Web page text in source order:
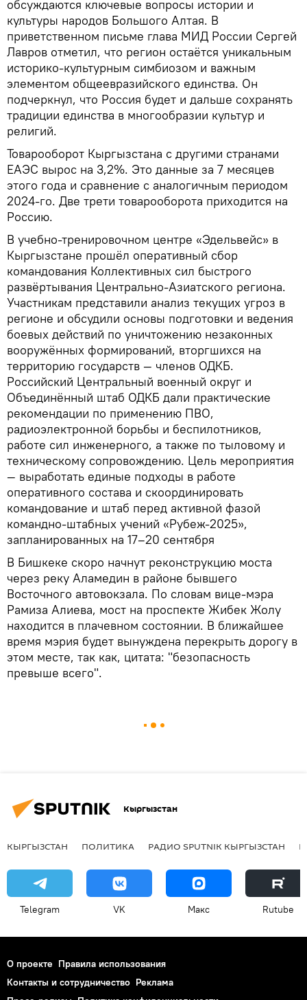
обсуждаются ключевые вопросы истории и
культуры народов Большого Алтая. В
приветственном письме глава МИД России Сергей
Лавров отметил, что регион остаётся уникальным
историко-культурным симбиозом и важным
элементом общеевразийского единства. Он
подчеркнул, что Россия будет и дальше сохранять
традиции единства в многообразии культур и
религий.
Товарооборот Кыргызстана с другими странами
ЕАЭС вырос на 3,2%. Это данные за 7 месяцев
этого года и сравнение с аналогичным периодом
2024-го. Две трети товарооборота приходится на
Россию.
В учебно-тренировочном центре «Эдельвейс» в
Кыргызстане прошёл оперативный сбор
командования Коллективных сил быстрого
развёртывания Центрально-Азиатского региона.
Участникам представили анализ текущих угроз в
регионе и обсудили основы подготовки и ведения
боевых действий по уничтожению незаконных
вооружённых формирований, вторгшихся на
территорию государств — членов ОДКБ.
Российский Центральный военный округ и
Объединённый штаб ОДКБ дали практические
рекомендации по применению ПВО,
радиоэлектронной борьбы и беспилотников,
работе сил инженерного, а также по тыловому и
техническому сопровождению. Цель мероприятия
— выработать единые подходы в работе
оперативного состава и скоординировать
командование и штаб перед активной фазой
командно-штабных учений «Рубеж-2025»,
запланированных на 17–20 сентября
В Бишкеке скоро начнут реконструкцию моста
через реку Аламедин в районе бывшего
Восточного автовокзала. По словам вице-мэра
Рамиза Алиева, мост на проспекте Жибек Жолу
находится в плачевном состоянии. В ближайшее
время мэрия будет вынуждена перекрыть дорогу в
этом месте, так как, цитата: "безопасность
превыше всего".
Кыргызстан
КЫРГЫЗСТАН ПОЛИТИКА РАДИО SPUTNIK КЫРГЫЗСТАН
Telegram VK Макс Rutube
О проекте Правила использования
Контакты и сотрудничество Реклама